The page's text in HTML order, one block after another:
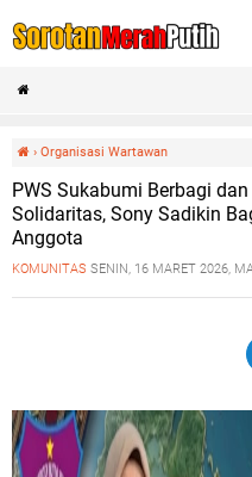
› Organisasi Wartawan
PWS Sukabumi Berbagi
Solidaritas, Sony Sadikin
Anggota
KOMUNITAS SENIN, 16 MARET 2026,